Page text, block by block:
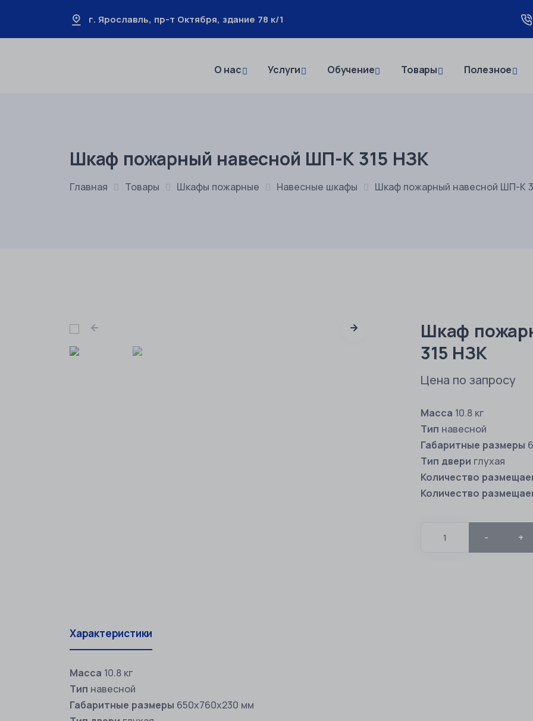
г. Ярославль, пр-т Октября, здание 78 к/1
О нас Услуги Обучение Товары Полезное
Шкаф пожарный навесной ШП-К 315 НЗК
Главная Товары Шкафы пожарные Навесные шкафы Шкаф пожарный навесной ШП-К
Шкаф
315 НЗК
Цена по запросу
Масса 10.8 кг
Тип навесной
Габаритные размеры
Тип двери глухая
Количество
Количество
- +
Характеристики
Масса 10.8 кг
Тип навесной
Габаритные размеры 650х760х230 мм